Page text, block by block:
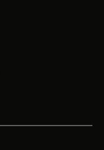
in a new tab
tab
in a new tab
a new tab